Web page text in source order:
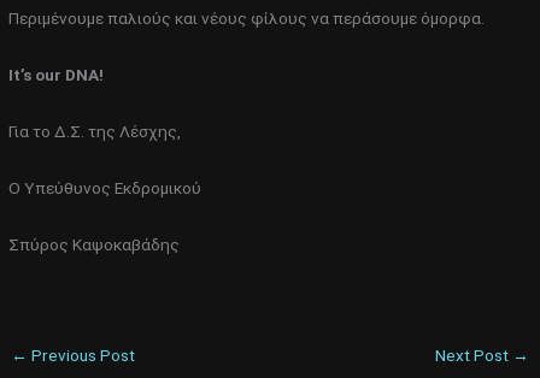
Περιμένουμε παλιούς και νέους φίλους να περάσουμε όμορφα.
It’s our DNA!
Για το Δ.Σ. της Λέσχης,
Ο Υπεύθυνος Εκδρομικού
Σπύρος Καψοκαβάδης
← Previous Post Next Post →